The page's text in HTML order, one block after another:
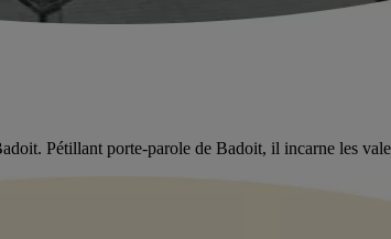
Pétillant porte-parole de Badoit, il incarne les